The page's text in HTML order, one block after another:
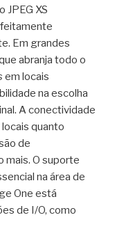
JPEG XS
Em grandes
abranja todo o
em locais
na escolha
A conectividade
quanto
de
mais. O suporte
na área de
One está
de I/O, como